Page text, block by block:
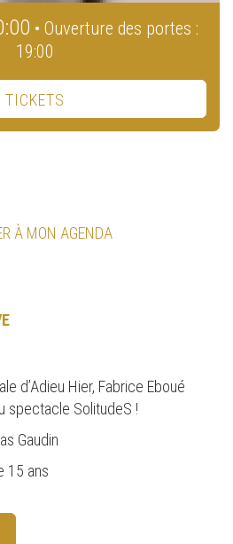
• Ouverture des portes :
19:00
TICKETS
À MON AGENDA
d’Adieu Hier, Fabrice Eboué
spectacle SolitudeS !
Gaudin
15 ans